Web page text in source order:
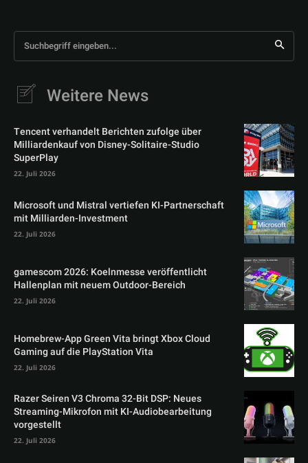
Suchbegriff eingeben...
Weitere News
Tencent verhandelt Berichten zufolge über
Milliardenkauf von Disney-Solitaire-Studio
SuperPlay
22. Juli 2026
Microsoft und Mistral vertiefen KI-Partnerschaft
mit Milliarden-Investment
22. Juli 2026
gamescom 2026: Koelnmesse veröffentlicht
Hallenplan mit neuem Outdoor-Bereich
22. Juli 2026
Homebrew-App Green Vita bringt Xbox Cloud
Gaming auf die PlayStation Vita
22. Juli 2026
Razer Seiren V3 Chroma 32-Bit DSP: Neues
Streaming-Mikrofon mit KI-Audiobearbeitung
vorgestellt
22. Juli 2026